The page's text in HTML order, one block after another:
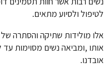
לטיפול ולסיוע מתאים.
אלו מולידות שתיקה והסתרה
אותו ,ומביאה נשים מסוימות
אובדנו.